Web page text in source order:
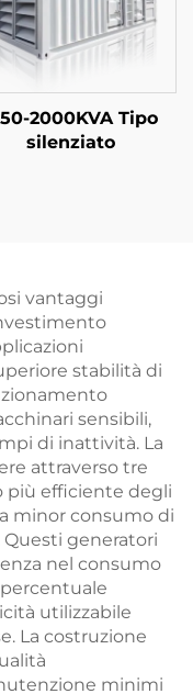
2000KVA Tipo
silenziato
vantaggi
stabilità di
sensibili,
di inattività. La
attraverso tre
più efficiente degli
minor consumo di
generatori
nel consumo
utilizzabile
La costruzione
minimi